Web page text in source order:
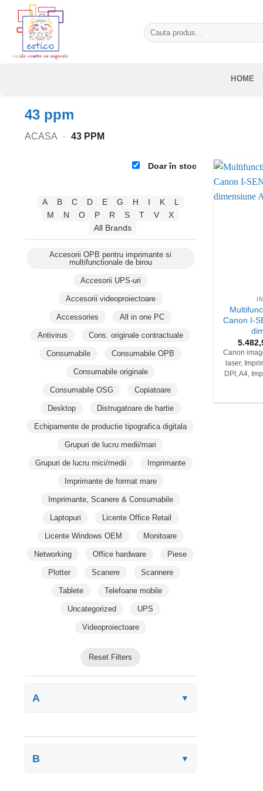
content
Caută
după:
HOME
43 ppm
ACASA - 43 PPM
Doar în stoc
A B C D E G H I K
L
M
N O P R S T V
X
All Brands
Accesorii OPB pentru imprimante si
multifunctionale de birou
Accesorii UPS-uri
Accesorii videoproiectoare
Accessories All in one PC
Antivirus Cons. originale contractuale
Consumabile Consumabile OPB
Consumabile originale
Consumabile OSG Copiatoare
Desktop Distrugatoare de hartie
Echipamente de productie tipografica digitala
Grupuri de lucru medii/mari
Grupuri de lucru mici/medii Imprimante
Imprimante de format mare
Imprimante, Scanere & Consumabile
Laptopuri Licente Office Retail
Licente Windows OEM Monitoare
Networking Office hardware Piese
Plotter Scanere Scannere
Tablete Telefoane mobile
Uncategorized UPS
Videoproiectoare
Reset Filters
A ▼
B ▼
Canon I-
Canon
laser,
DPI, A4,